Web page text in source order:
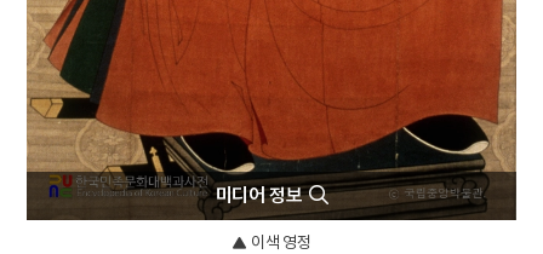
미디어 정보
이색 영정